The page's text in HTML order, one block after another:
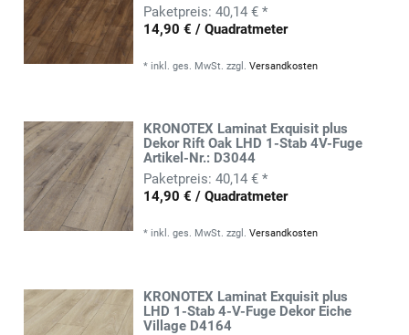
40,14 € *
14,90 € / Quadratmeter
* inkl. ges. MwSt. zzgl.Versandkosten
KRONOTEX Laminat Exquisit plus
Dekor Rift Oak LHD 1-Stab 4V-Fuge
Artikel-Nr.: D3044
40,14 € *
14,90 € / Quadratmeter
* inkl. ges. MwSt. zzgl.Versandkosten
KRONOTEX Laminat Exquisit plus
LHD 1-Stab 4-V-Fuge Dekor Eiche
Village D4164